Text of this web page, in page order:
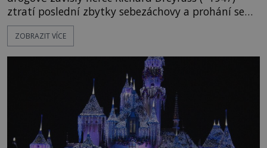
ztratí poslední zbytky sebezáchovy a prohání se
po silnicích ve svém mercedesu jako utržený ze
řetězu. Vše vyvrcholí katastrofou, když to Dreyfuss
následně nalezne schovaný kokain. Tímto
momentem se slavnému
ZOBRAZIT VÍCE